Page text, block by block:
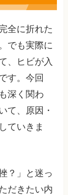
全に折れた
でも実際に
、ヒビが入
す。今回
深く関わ
て、原因・
ていきま
？」と迷っ
だきたい内